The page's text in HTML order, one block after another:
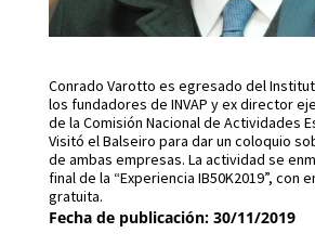
Conrado Varotto es egresado del
los fundadores de INVAP y ex director
de la Comisión Nacional de Actividades
Visitó el Balseiro para dar un coloquio
de ambas empresas. La actividad se
final de la “Experiencia IB50K2019”, con
gratuita.
Fecha de publicación: 30/11/2019